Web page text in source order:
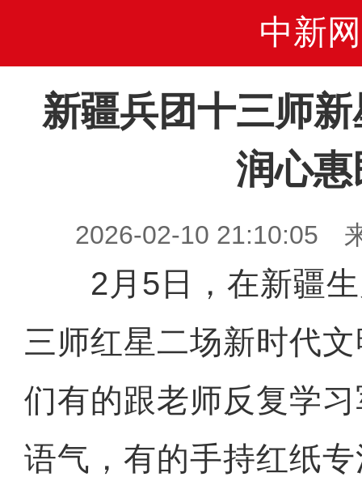
中新网
新疆兵团十三师
润心惠
2026-02-10 21:10:05
2月5日，在新疆生
三师红星二场新时代
们有的跟老师反复学
语气，有的手持红纸